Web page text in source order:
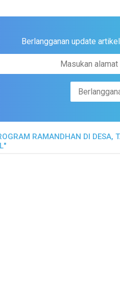
Berlangganan update
RAMANDHAN DI DESA,